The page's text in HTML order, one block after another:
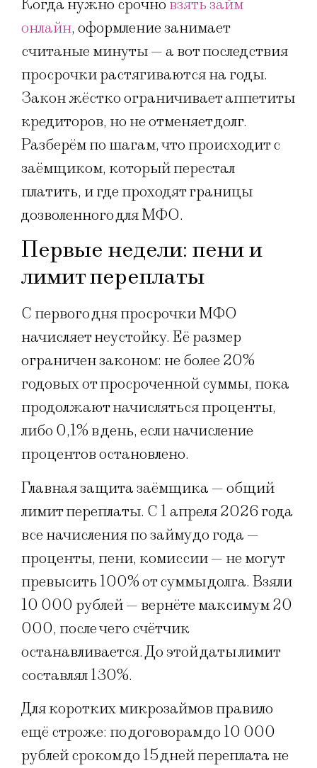
Когда нужно срочно взять займ
онлайн, оформление занимает
считаные минуты — а вот последствия
просрочки растягиваются на годы.
Закон жёстко ограничивает аппетиты
кредиторов, но не отменяет долг.
Разберём по шагам, что происходит с
заёмщиком, который перестал
платить, и где проходят границы
дозволенного для МФО.
Первые недели: пени и
лимит переплаты
С первого дня просрочки МФО
начисляет неустойку. Её размер
ограничен законом: не более 20%
годовых от просроченной суммы, пока
продолжают начисляться проценты,
либо 0,1% в день, если начисление
процентов остановлено.
Главная защита заёмщика — общий
лимит переплаты. С 1 апреля 2026 года
все начисления по займу до года —
проценты, пени, комиссии — не могут
превысить 100% от суммы долга. Взяли
10 000 рублей — вернёте максимум 20
000, после чего счётчик
останавливается. До этой даты лимит
составлял 130%.
Для коротких микрозаймов правило
ещё строже: по договорам до 10 000
рублей сроком до 15 дней переплата не